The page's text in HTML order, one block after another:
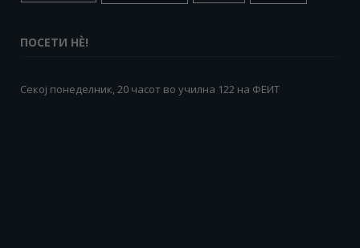
ПОСЕТИ НÈ!
Секој понеделник, 20 часот во училна 122 на ФЕИТ